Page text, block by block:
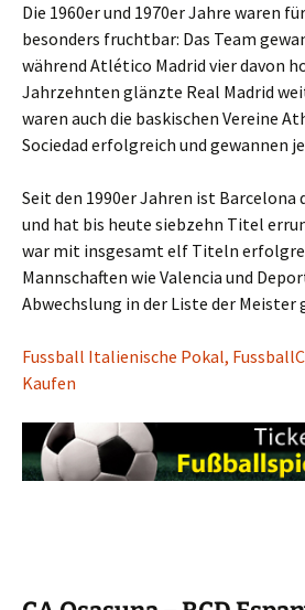
Die 1960er und 1970er Jahre waren
besonders fruchtbar: Das Team
während Atlético Madrid vier davon
Jahrzehnten glänzte Real Madrid
waren auch die baskischen Vereine
Sociedad erfolgreich und gewannen
Seit den 1990er Jahren ist Barcelona
und hat bis heute siebzehn Titel
war mit insgesamt elf Titeln
Mannschaften wie Valencia und
Abwechslung in der Liste der Meister
Fussball Italienische Pokal,
Kaufen